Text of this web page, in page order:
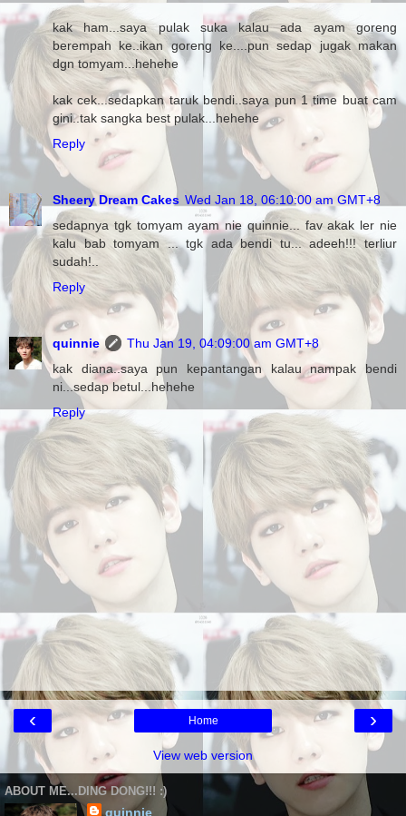
kak ham...saya pulak suka kalau ada ayam goreng
berempah ke..ikan goreng ke....pun sedap jugak makan
dgn tomyam...hehehe
kak cek...sedapkan taruk bendi..saya pun 1 time buat cam
gini..tak sangka best pulak...hehehe
Reply
Sheery Dream Cakes Wed Jan 18, 06:10:00 am GMT+8
sedapnya tgk tomyam ayam nie quinnie... fav akak ler nie
kalu bab tomyam ... tgk ada bendi tu... adeeh!!! terliur
sudah!..
Reply
quinnie
Thu Jan 19, 04:09:00 am GMT+8
kak diana..saya pun kepantangan kalau nampak bendi
ni...sedap betul...hehehe
Reply
‹ ›
Home
View web version
ABOUT ME...DING DONG!!! :)
quinnie